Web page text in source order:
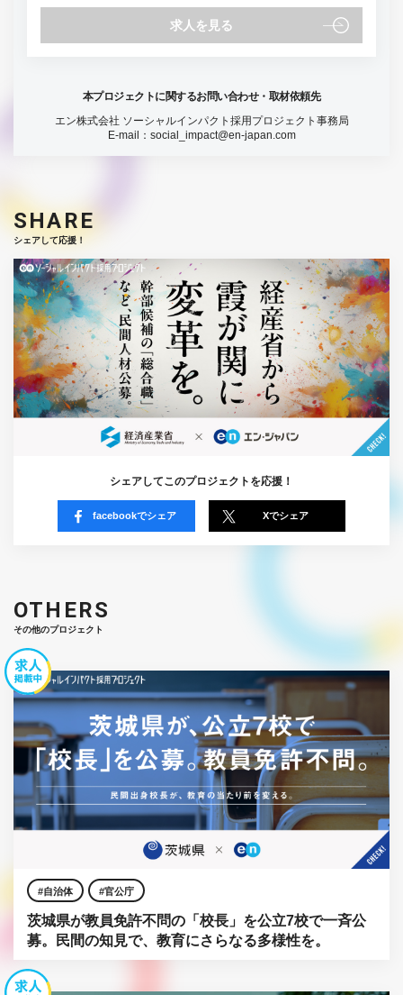
求人を見る
本プロジェクトに関するお問い合わせ・取材依頼先
エン株式会社 ソーシャルインパクト採用プロジェクト事務局
E-mail： social_impact@en-japan.com
SHARE
シェアして応援！
シェアしてこのプロジェクトを応援！
facebookでシェア Xでシェア
OTHERS
その他のプロジェクト
自治体 官公庁
茨城県が教員免許不問の「校長」を公立7校で一斉公
募。民間の知見で、教育にさらなる多様性を。